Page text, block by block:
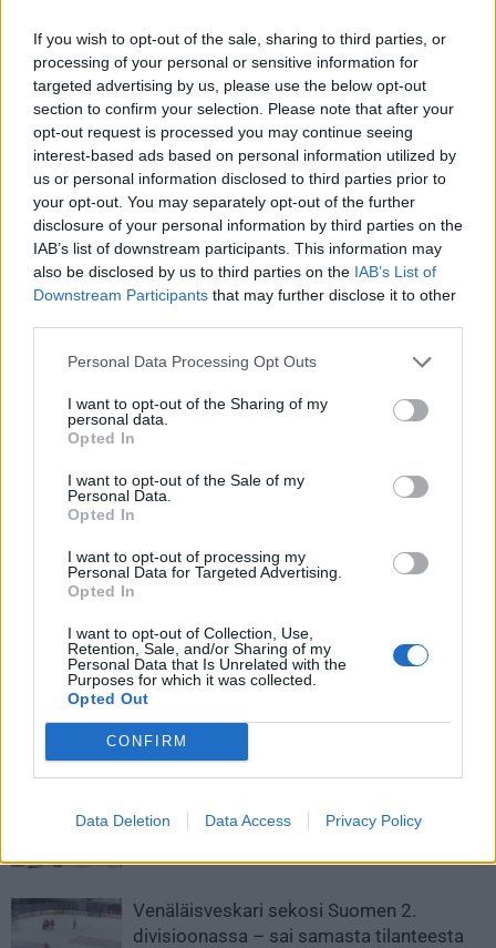
If you wish to opt-out of the sale, sharing to third parties, or
processing of your personal or sensitive information for
targeted advertising by us, please use the below opt-out
section to confirm your selection. Please note that after your
opt-out request is processed you may continue seeing
interest-based ads based on personal information utilized by
us or personal information disclosed to third parties prior to
your opt-out. You may separately opt-out of the further
disclosure of your personal information by third parties on the
IAB’s list of downstream participants. This information may
also be disclosed by us to third parties on the IAB’s List of
Downstream Participants that may further disclose it to other
Personal Data Processing Opt Outs
I want to opt-out of the Sharing of my
personal data.
Opted In
I want to opt-out of the Sale of my
Personal Data.
Opted In
I want to opt-out of processing my
Personal Data for Targeted Advertising.
Opted In
I want to opt-out of Collection, Use,
Retention, Sale, and/or Sharing of my
Personal Data that Is Unrelated with the
Purposes for which it was collected.
Opted Out
CONFIRM
Data Deletion Data Access Privacy Policy
Jos video ei näy laitteellasi voit katsoa sen suoraan
Youtubesta .
Lue myös:Jääkiekon MM-kisojen 4. divisioonassa hurja
joukkotappelu – Kuwait-pelaaja mätki mailalla iranilaista
Edellinen artikkeli
Janne Niskalaa – paita hallin
komea laukaus tutulta paikalta
verkkoon
LIITTYVÄT ARTIKKELIT
Aleksander Barkov tekee paluun
Venäläisveskari sekosi Suomen 2.
divisioonassa – sai samasta tilanteesta